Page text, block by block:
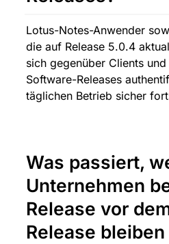
Lotus-Notes-Anwender
die auf Release 5.0.4
sich gegenüber Clients
Software-Releases
täglichen Betrieb sicher
Was passiert,
Unternehmen
Release vor
Release